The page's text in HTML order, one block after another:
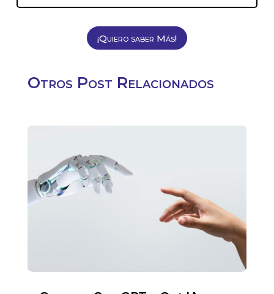
¡Quiero saber Más!
Otros Post Relacionados